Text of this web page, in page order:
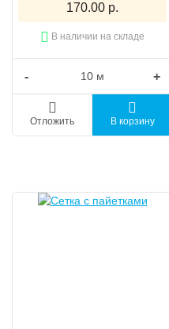
170.00 р.
В наличии на складе
- +
Отложить В корзину